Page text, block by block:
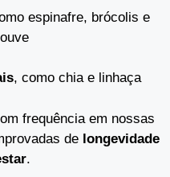
espinafre, brócolis e
, como chia e linhaça
frequência em nossas
de longevidade
.